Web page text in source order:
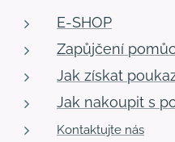
E-SHOP
Zapůjčení
Jak získat
Jak nakoupit s
Kontaktujte nás